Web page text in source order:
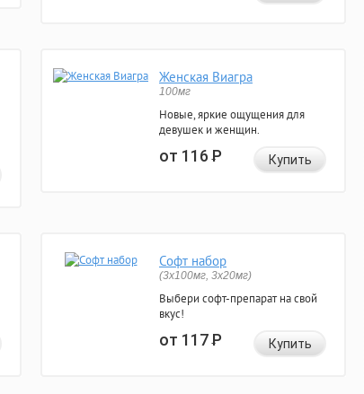
Женская Виагра
100мг
Новые, яркие ощущения для
девушек и женщин.
от 116Р Купить
Софт набор
(3x100мг, 3x20мг)
Выбери софт-препарат на свой
вкус!
от 117Р Купить